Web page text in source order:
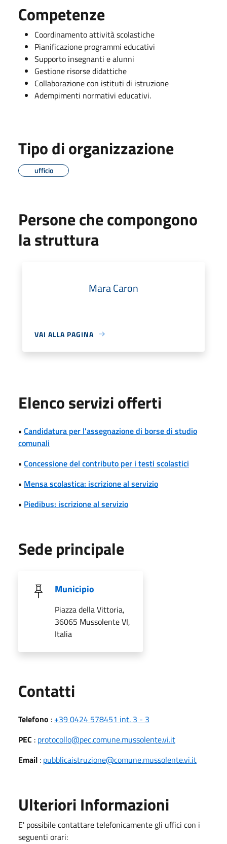
Competenze
Coordinamento attività scolastiche
Pianificazione programmi educativi
Supporto insegnanti e alunni
Gestione risorse didattiche
Collaborazione con istituti di istruzione
Adempimenti normativi educativi.
Tipo di organizzazione
ufficio
Persone che compongono
la struttura
Mara Caron
VAI ALLA PAGINA
Elenco servizi offerti
• Candidatura per l'assegnazione di borse di studio
comunali
• Concessione del contributo per i testi scolastici
• Mensa scolastica: iscrizione al servizio
• Piedibus: iscrizione al servizio
Sede principale
Municipio
Piazza della Vittoria,
36065 Mussolente VI,
Italia
Contatti
Telefono : +39 0424 578451 int. 3 - 3
PEC : protocollo@pec.comune.mussolente.vi.it
Email : pubblicaistruzione@comune.mussolente.vi.it
Ulteriori Informazioni
E' possibile contattare telefonicamente gli uffici con i
seguenti orari: